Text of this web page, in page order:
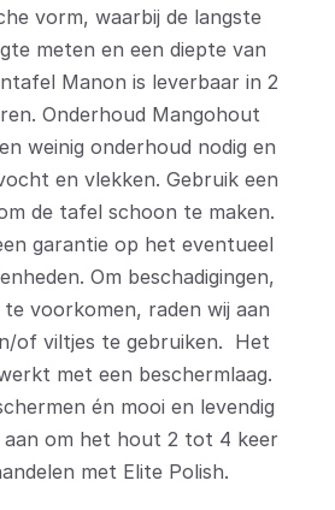
vorm, waarbij de langste
meten en een diepte van
Manon is leverbaar in 2
Onderhoud Mangohout
weinig onderhoud nodig en
en vlekken. Gebruik een
de tafel schoon te maken.
garantie op het eventueel
Om beschadigingen,
voorkomen, raden wij aan
of viltjes te gebruiken. Het
met een beschermlaag.
én mooi en levendig
aan om het hout 2 tot 4 keer
met Elite Polish.